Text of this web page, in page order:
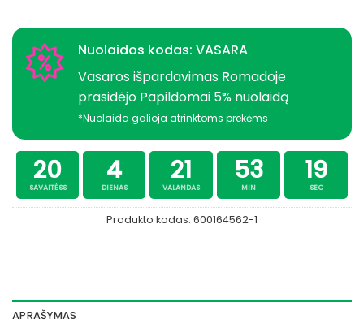
Nuolaidos kodas: VASARA
Vasaros išpardavimas Romadoje
prasidėjo Papildomai 5% nuolaidą
*Nuolaida galioja atrinktoms prekėms
20
SAVAITĖSS
4
DIENAS
21
VALANDAS
53
MIN
18
SEC
Produkto kodas: 600164562-1
APRAŠYMAS